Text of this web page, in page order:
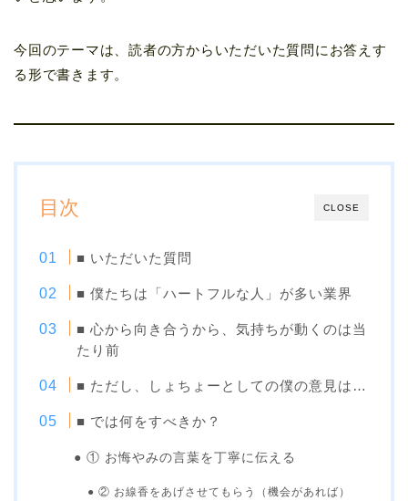
今回のテーマは、読者の方からいただいた質問にお答えす
る形で書きます。
CLOSE
目次
■ いただいた質問
■ 僕たちは「ハートフルな人」が多い業界
■ 心から向き合うから、気持ちが動くのは当
たり前
■ ただし、しょちょーとしての僕の意見は…
■ では何をすべきか？
● ① お悔やみの言葉を丁寧に伝える
● ② お線香をあげさせてもらう（機会があれば）